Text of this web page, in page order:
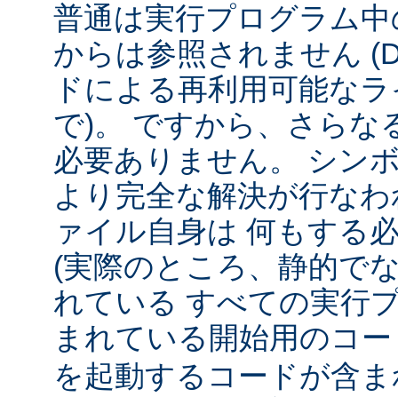
普通は実行プログラム
からは参照されません
ドによる再利用可能な
で)。 ですから、さらな
必要ありません。 シン
より完全な解決が行な
ァイル自身は 何もする
(実際のところ、静的で
れている すべての実行
まれている開始用のコ
を起動するコードが含